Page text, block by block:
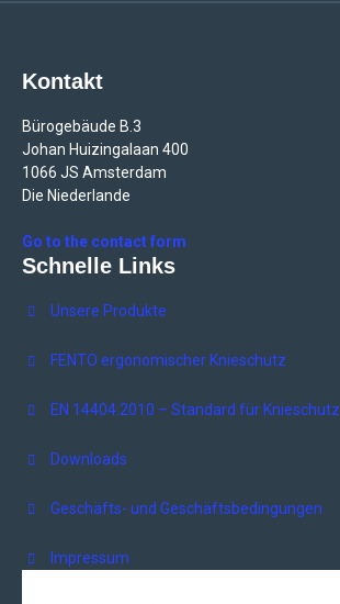
Kontakt
Bürogebäude B.3
Johan Huizingalaan 400
1066 JS Amsterdam
Die Niederlande
Go to the contact form
Schnelle Links
Unsere Produkte
FENTO ergonomischer Knieschutz
EN 14404:2010 – Standard für Knieschutz
Downloads
Geschäfts- und Geschäftsbedingungen
Impressum